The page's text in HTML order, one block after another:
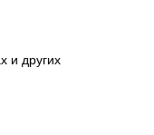
и других